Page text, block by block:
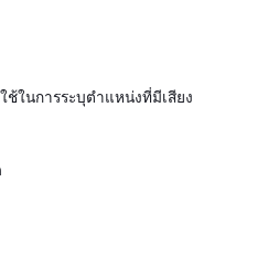
ในการระบุตำแหน่งที่มีเสียง